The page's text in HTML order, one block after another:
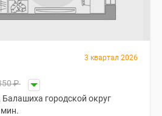
3 квартал 2026
₽
городской округ